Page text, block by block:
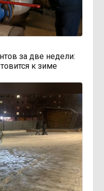
за две недели:
к зиме